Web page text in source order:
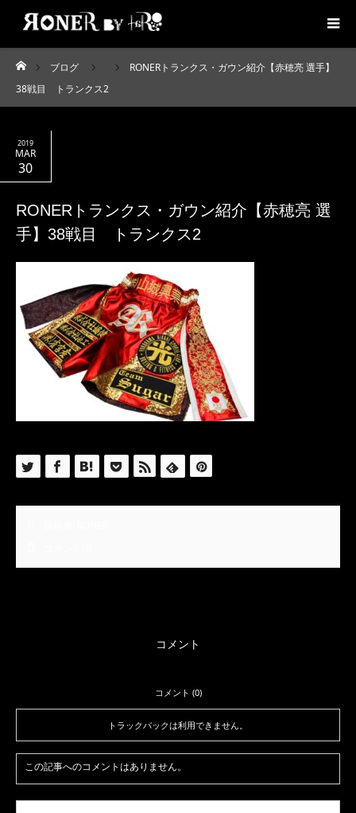
ホーム
ブログ
RONERトランクス・ガウン紹介【赤穂亮 選手】
38戦目 トランクス2
2019
MAR
30
RONERトランクス・ガウン紹介【赤穂亮 選
手】38戦目 トランクス2
コメント
コメント (0)
トラックバックは利用できません。
この記事へのコメントはありません。